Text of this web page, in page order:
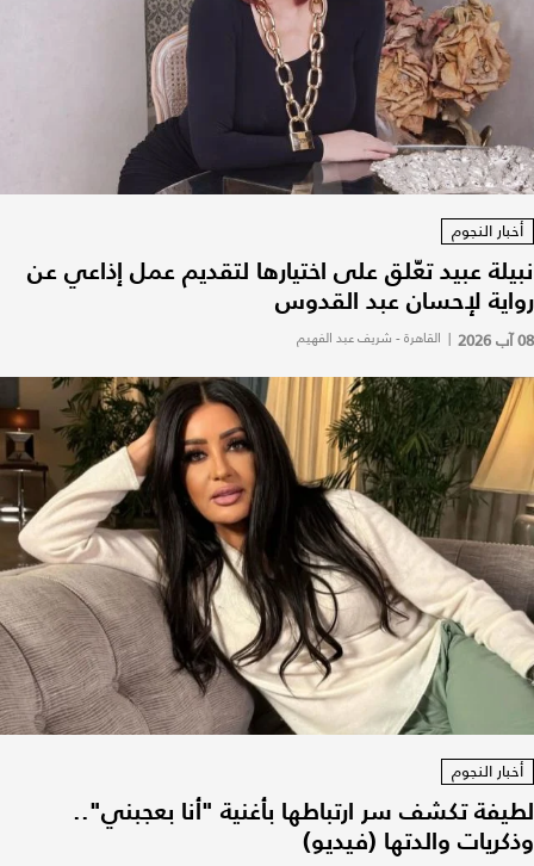
أخبار النجوم
نبيلة عبيد تعّلق على اختيارها لتقديم عمل إذاعي عن
رواية لإحسان عبد القدوس
08 آب 2026 | القاهرة - شريف عبد الفهيم
أخبار النجوم
لطيفة تكشف سر ارتباطها بأغنية "أنا بعجبني"..
وذكريات والدتها (فيديو)